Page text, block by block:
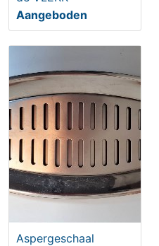
Aangeboden
Aspergeschaal